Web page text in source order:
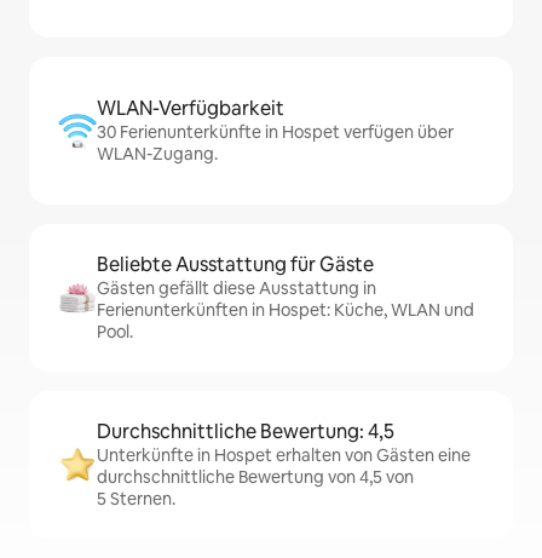
WLAN-Verfügbarkeit
30 Ferienunterkünfte in Hospet verfügen über
WLAN-Zugang.
Beliebte Ausstattung für Gäste
Gästen gefällt diese Ausstattung in
Ferienunterkünften in Hospet: Küche, WLAN und
Pool.
Durchschnittliche Bewertung: 4,5
Unterkünfte in Hospet erhalten von Gästen eine
durchschnittliche Bewertung von 4,5 von
5 Sternen.